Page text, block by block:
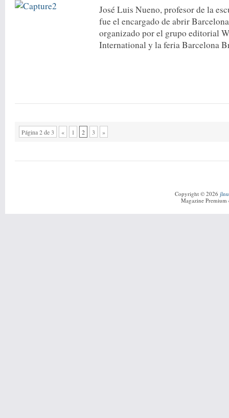
José Luis Nueno, profesor de la
fue el encargado de abrir
organizado por el grupo editorial
International y la feria Barcelona
Página 2 de 3 « 1 2 3 »
Copyright © 2026
Magazine Premium